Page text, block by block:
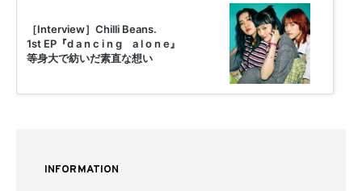
INFORMATION